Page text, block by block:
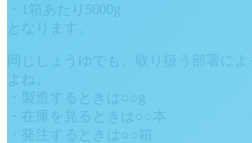
・1箱あたり5000g
となります。
同じしょうゆでも、取り扱う部署によ
よね。
・製造するときは○○g
・在庫を見るときは○○本
・発注するときは○○箱